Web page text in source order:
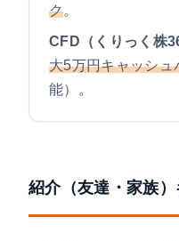
ク。
CFD（くりっく株
大5万円キャッシュ
能）。
紹介（友達・家族